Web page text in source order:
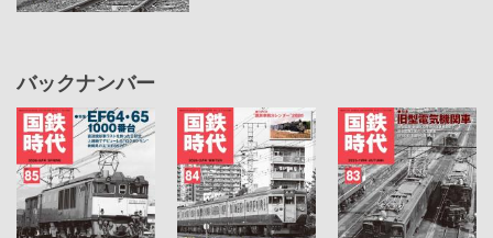
バックナンバー